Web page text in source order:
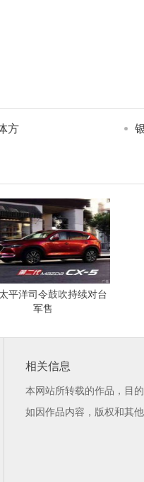
方
平洋司令鼓吹持续对台
军售
相关信息
本网站所转载的作品，目
如因作品内容，版权和其